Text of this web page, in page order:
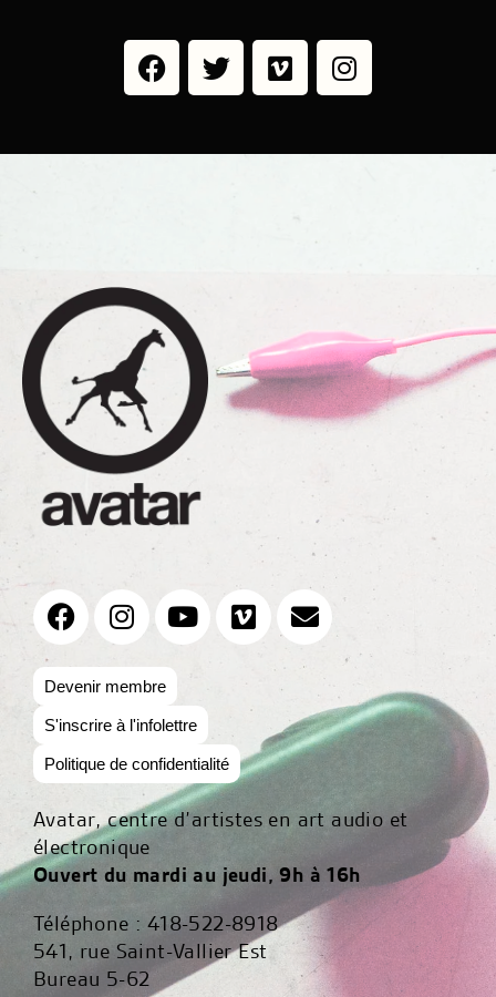
Devenir membre
S'inscrire à l'infolettre
Politique de confidentialité
Avatar, centre d’artistes en art audio et
électronique
Ouvert du mardi au jeudi, 9h à 16h
Téléphone : 418-522-8918
541, rue Saint-Vallier Est
Bureau 5-62